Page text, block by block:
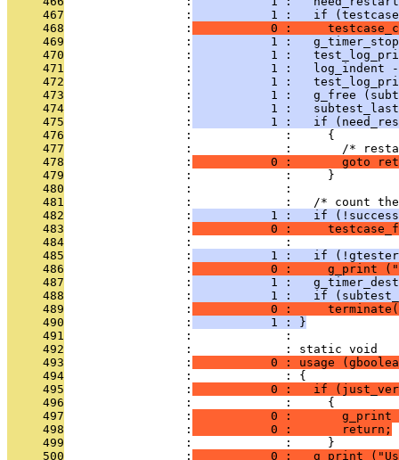
     467
                 :
1 :   if
     468
                 :
0 :
     469
                 :
1 :
     470
                 :
1 :
     471
                 :
1 :   log_indent
     472
                 :
1 :
     473
                 :
1 :   g_free
     474
                 :
1 :
     475
                 :
1 :   if
     476
                 :             :     {
     477
:             :       /*
     478
                 :
0 :       goto
     479
                 :             :     }
     480
                 :             :
     481
:             :   /* count
     482
                 :
1 :   if
     483
                 :
0 :
     484
                 :             :
     485
                 :
1 :   if
     486
                 :
0 :     g_print
     487
                 :
1 :
     488
                 :
1 :   if
     489
                 :
0 :
     490
                 :
           1 : }
     491
                 :             :
     492
                 :             : static void
     493
                 :
0 : usage
     494
                 :             : {
     495
                 :
0 :   if
     496
                 :             :     {
     497
                 :
0 :       g_print
     498
                 :
           0 :       return;
     499
                 :             :     }
     500
                 :
0 :   g_print